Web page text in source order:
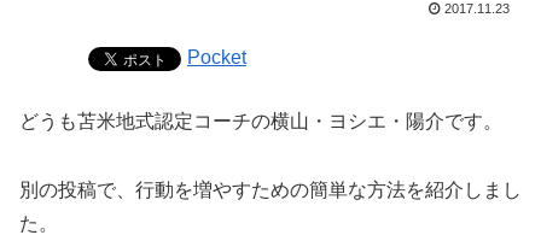
2017.11.23
Pocket
どうも苫米地式認定コーチの横山・ヨシエ・陽介です。
別の投稿で、行動を増やすための簡単な方法を紹介しまし
た。